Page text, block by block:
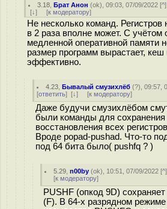
3.18 ,Брат Анон (ok), 09:03, 07/09/2022 [^
[↓] [к модератору]
Не несколько команд. Регистров
в 2 раза вполне может. С учётом
медленной оперативной памяти
размер программ вырастает,
эффективно.
4.23 ,Бывалый смузихлёб (?), 09:57,
[ответить] [↓] [к модератору]
Даже будучи смузихлёбом
были команды для сохранения
восстановления всех
Вроде popad-pushad. Что-то
под 64 бита было( pushfq ? )
5.29 ,n00by (ok), 10:51, 07/09/2022 [^
[к модератору]
PUSHF (опкод 9D)
(F). В 64-х разрядном режиме